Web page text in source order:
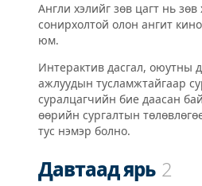
Англи хэлийг зөв цагт нь зөв
сонирхолтой олон ангит
юм.
Интерактив дасгал, оюутны
ажлуудын тусламжтайгаар
суралцагчийн бие даасан
өөрийн сургалтын
тус нэмэр болно.
Давтаад ярь 2